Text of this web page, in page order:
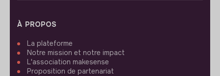
À PROPOS
La plateforme
Notre mission et notre impact
L'association makesense
Proposition de partenariat